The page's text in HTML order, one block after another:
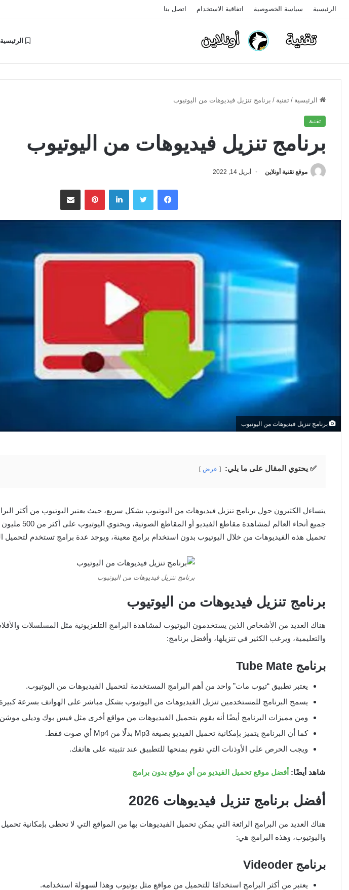
الرئيسية سياسة الخصوصية اتفاقية الاستخدام اتصل بنا
الرئيسية
الرئيسية / تقنية / برنامج تنزيل فيديوهات من اليوتيوب
تقنية
برنامج تنزيل فيديوهات من اليوتيوب
موقع تقنية أونلاين أبريل 14, 2022
فيسبوك تويتر لينكدإن بينتيريستمشاركة عبر البريد
برنامج تنزيل فيديوهات من اليوتيوب
✅ يحتوي المقال على ما يلي: عرض
يتساءل الكثيرون حول برنامج تنزيل فيديوهات من اليوتيوب بشكل سريع، حيث يعتبر اليوتيوب من أكثر
جميع أنحاء العالم
تحميل هذه الفيديوهات من خلال اليوتيوب بدون استخدام برامج معينة، ويوجد عدة برامج تستخدم لتحميل
برنامج تنزيل فيديوهات من اليوتيوب
برنامج تنزيل فيديوهات من اليوتيوب
هناك العديد من الأشخاص الذين يستخدمون اليوتيوب لمشاهدة البرامج التلفزيونية مثل المسلسلات
والتعليمية، ويرغب الكثير في تنزيلها، وأفضل برنامج:
برنامج Tube Mate
يعتبر تطبيق “تيوب مات” واحد من أهم البرامج المستخدمة لتحميل الفيديوهات من اليوتيوب.
يسمح البرنامج للمستخدمين تنزيل الفيديوهات من اليوتيوب بشكل مباشر على الهواتف بسرعة
ومن مميزات البرنامج أيضًا أنه يقوم بتحميل الفيديوهات من مواقع أخرى مثل فيس بوك وديلي
كما أن البرنامج يتميز بإمكانية تحميل الفيديو بصيغة Mp3 بدلًا من Mp4 أي صوت فقط.
ويجب الحرص على الأوذنات التي تقوم بمنحها للتطبيق عند تثبيته على هاتفك.
شاهد أيضًا: أفضل موقع تحميل الفيديو من أي موقع بدون برامج
أفضل برنامج تنزيل فيديوهات 2026
هناك العديد من البرامج الرائعة التي يمكن تحميل الفيديوهات بها من المواقع التي لا تحظى بإمكانية
واليوتيوب، وهذه البرامج هي:
برنامج Videoder
يعتبر من أكثر البرامج استخدامًا للتحميل من مواقع مثل يوتيوب وهذا لسهولة استخدامه.